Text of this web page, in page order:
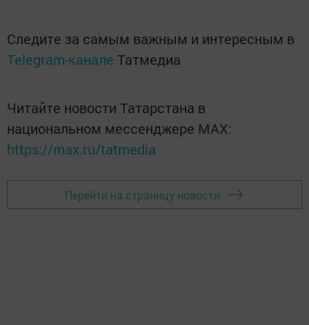
Следите за самым важным и интересным в
Telegram-канале Татмедиа
Читайте новости Татарстана в
национальном мессенджере MАХ:
https://max.ru/tatmedia
Перейти на страницу новости